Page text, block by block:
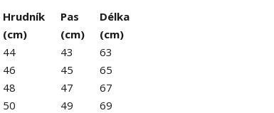
Hrudník
(cm)
Pas
(cm)
Délka
(cm)
44 43
63
46 45
65
48 47
67
50 49
69